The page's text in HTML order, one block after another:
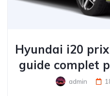
Hyundai i20
guide complet
admin